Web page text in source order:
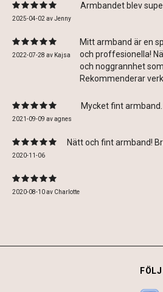
2025-04-02avJenny
Armbandet blev
2022-07-28 av Kajsa
Mitt armband är en
och proffesionella!
och noggrannhet
Rekommenderar
2021-09-09 avagnes
Mycket fint
2020-11-06
Nätt och fint armband!
2020-08-10av Charlotte